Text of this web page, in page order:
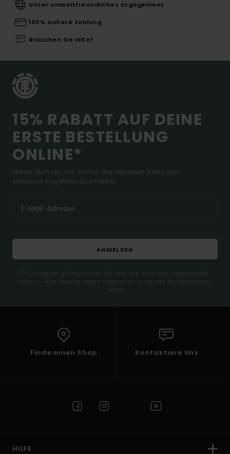
Unser umweltfreundliches Engagement
100% sichere Zahlung
Brauchen Sie Hilfe?
15% RABATT AUF DEINE
ERSTE BESTELLUNG
ONLINE*
Melde dich an, um immer die neuesten News und
exklusive Angebote zu erhalten.
ANMELDEN
(*) Angebot gültig online für alle, die sich neu angemeldet
haben - Alle Bedingungen findest du in deiner Willkommens-
Mail
Finde einen Shop Kontaktiere Uns
HILFE